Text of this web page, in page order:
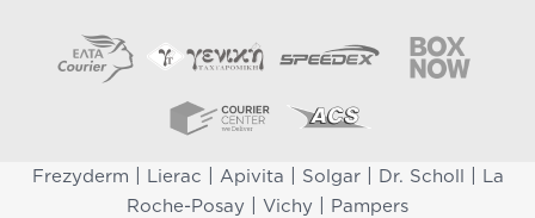
Frezyderm Lierac Apivita Solgar| Dr. Scholl
La
Roche-Posay
Vichy Pampers